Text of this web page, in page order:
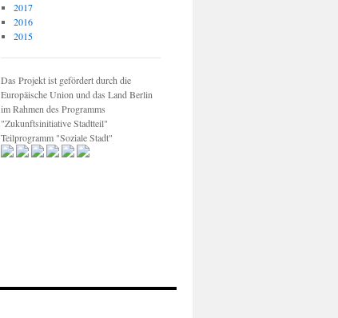
2017
2016
2015
Das Projekt ist gefördert durch die
Europäische Union und das Land Berlin
im Rahmen des Programms
"Zukunftsinitiative Stadtteil"
Teilprogramm "Soziale Stadt"